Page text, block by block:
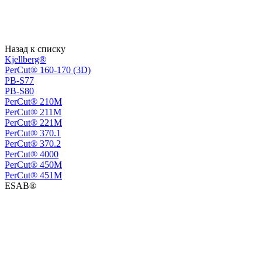
Назад к списку
Kjellberg®
PerCut® 160-170 (3D)
PB-S77
PB-S80
PerСut® 210M
PerСut® 211M
PerСut® 221M
PerСut® 370.1
PerСut® 370.2
PerСut® 4000
PerСut® 450M
PerСut® 451M
ESAB®